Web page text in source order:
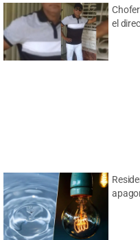
el